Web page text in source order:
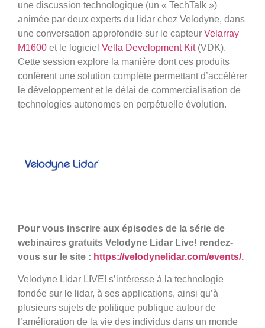
une discussion technologique (un « TechTalk »)
animée par deux experts du lidar chez Velodyne, dans
une conversation approfondie sur le capteur Velarray
M1600 et le logiciel Vella Development Kit(VDK).
Cette session explore la manière dont ces produits
confèrent une solution complète permettant d’accélérer
le développement et le délai de commercialisation de
technologies autonomes en perpétuelle évolution.
Pour vous inscrire aux épisodes de la série de
webinaires gratuits Velodyne Lidar Live! rendez-
vous sur le site : https://velodynelidar.com/events/.
Velodyne Lidar LIVE! s’intéresse à la technologie
fondée sur le lidar, à ses applications, ainsi qu’à
plusieurs sujets de politique publique autour de
l’amélioration de la vie des individus dans un monde